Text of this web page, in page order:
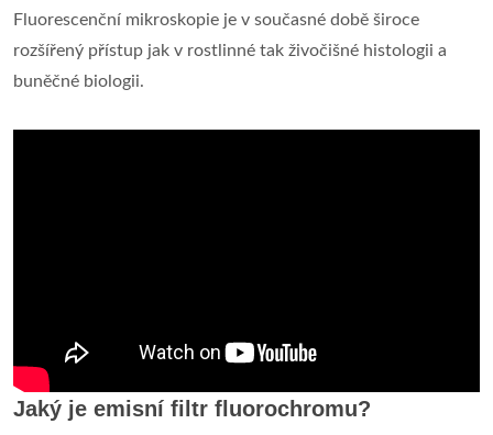
Fluorescenční mikroskopie je v současné době široce
rozšířený přístup jak v rostlinné tak živočišné histologii a
buněčné biologii.
Jaký je emisní filtr fluorochromu?